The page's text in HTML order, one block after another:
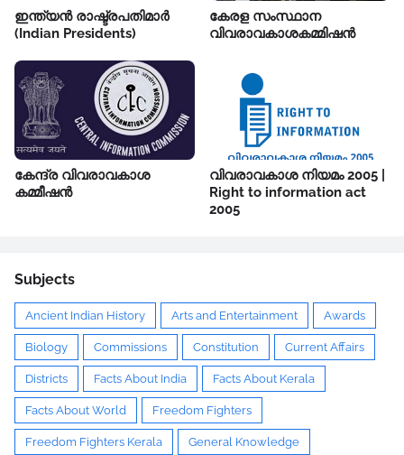
ഇന്ത്യൻ രാഷ്ട്രപതിമാർ
(Indian Presidents)
കേരള സംസ്ഥാന
വിവരാവകാശകമ്മിഷൻ
കേന്ദ്ര വിവരാവകാശ
കമ്മീഷൻ
വിവരാവകാശ നിയമം 2005 |
Right to information act
2005
Subjects
Ancient Indian History Arts and Entertainment Awards
Biology Commissions Constitution Current Affairs
Districts Facts About India Facts About Kerala
Facts About World Freedom Fighters
Freedom Fighters Kerala General Knowledge